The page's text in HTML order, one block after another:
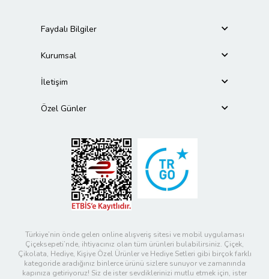
Faydalı Bilgiler
Kurumsal
İletişim
Özel Günler
Türkiye’nin önde gelen online alışveriş sitesi ve mobil uygulaması
Çiçeksepeti’nde, ihtiyacınız olan tüm ürünleri bulabilirsiniz. Çiçek,
Çikolata, Hediye, Kişiye Özel Ürünler ve Hediye Setleri gibi birçok farklı
kategoride aradığınız binlerce ürünü sizlere sunuyor ve zamanında
kapınıza getiriyoruz! Siz de ister sevdiklerinizi mutlu etmek için, ister